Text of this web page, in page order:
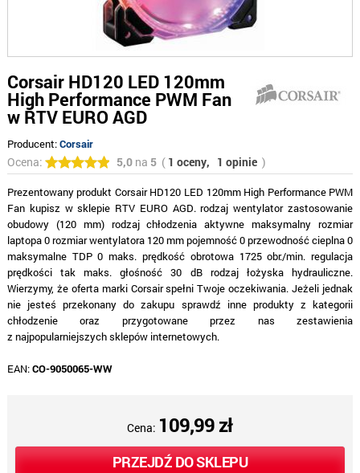
Corsair HD120 LED 120mm
High Performance PWM Fan
w RTV EURO AGD
Producent:Corsair
Ocena: 5,0na 5( 1 oceny, 1 opinie )
Prezentowany produkt Corsair HD120 LED 120mm High Performance PWM
Fan kupisz w sklepie RTV EURO AGD. rodzaj wentylator zastosowanie
obudowy (120 mm) rodzaj chłodzenia aktywne maksymalny rozmiar
laptopa 0 rozmiar wentylatora 120 mm pojemność 0 przewodność cieplna 0
maksymalne TDP 0 maks. prędkość obrotowa 1725 obr./min. regulacja
prędkości tak maks. głośność 30 dB rodzaj łożyska hydrauliczne.
Wierzymy, że oferta marki Corsair spełni Twoje oczekiwania. Jeżeli jednak
nie jesteś przekonany do zakupu sprawdź inne produkty z kategorii
chłodzenie oraz przygotowane przez nas zestawienia
z najpopularniejszych sklepów internetowych.
EAN:CO-9050065-WW
Cena: 109,99 zł
PRZEJDŹ DO SKLEPU